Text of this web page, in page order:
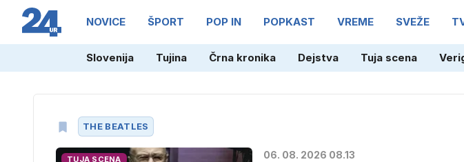
NOVICE ŠPORT POP IN POPKAST VREME SVEŽE
Slovenija Tujina Črna kronika Dejstva Tuja scena
THE BEATLES
TUJA SCENA 06. 08. 2026 08.13